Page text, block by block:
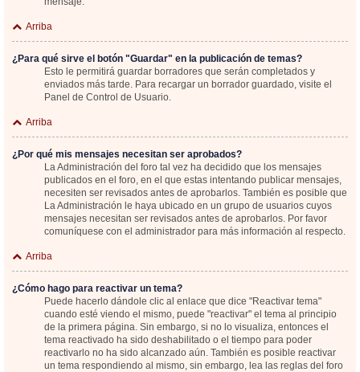
Arriba
¿Para qué sirve el botón "Guardar" en la publicación de temas?
Esto le permitirá guardar borradores que serán completados y
enviados más tarde. Para recargar un borrador guardado, visite el
Panel de Control de Usuario.
Arriba
¿Por qué mis mensajes necesitan ser aprobados?
La Administración del foro tal vez ha decidido que los mensajes
publicados en el foro, en el que estas intentando publicar mensajes,
necesiten ser revisados antes de aprobarlos. También es posible que
La Administración le haya ubicado en un grupo de usuarios cuyos
mensajes necesitan ser revisados antes de aprobarlos. Por favor
comuníquese con el administrador para más información al respecto.
Arriba
¿Cómo hago para reactivar un tema?
Puede hacerlo dándole clic al enlace que dice "Reactivar tema"
cuando esté viendo el mismo, puede "reactivar" el tema al principio
de la primera página. Sin embargo, si no lo visualiza, entonces el
tema reactivado ha sido deshabilitado o el tiempo para poder
reactivarlo no ha sido alcanzado aún. También es posible reactivar
un tema respondiendo al mismo, sin embargo, lea las reglas del foro